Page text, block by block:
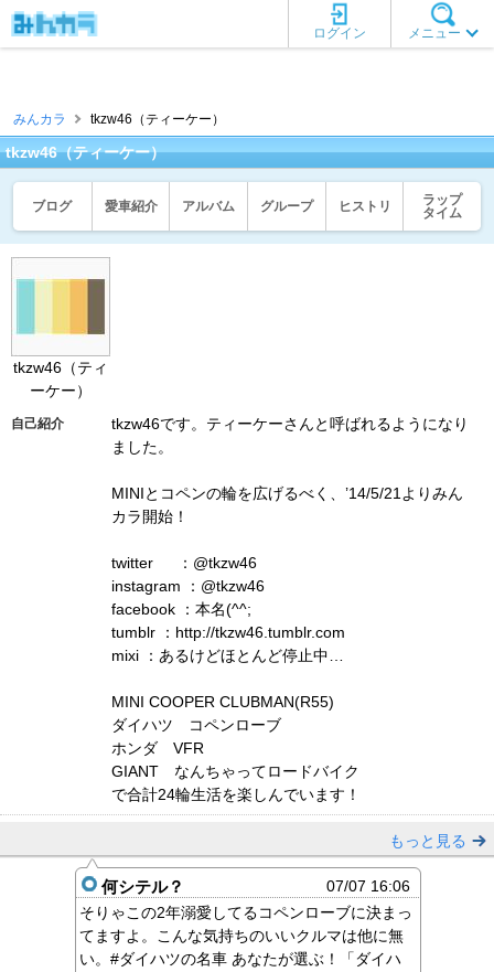
メニュー
ログイン
みんカラ tkzw46（ティーケー）
tkzw46（ティーケー）
ブログ 愛車紹介 アルバム グループ ヒストリ
ラップ
タイム
tkzw46（ティ
ーケー）
自己紹介
tkzw46です。ティーケーさんと呼ばれるようになり
ました。
MINIとコペンの輪を広げるべく、’14/5/21よりみん
カラ開始！
twitter ：@tkzw46
instagram ：@tkzw46
facebook ：本名(^^;
tumblr ：http://tkzw46.tumblr.com
mixi ：あるけどほとんど停止中…
MINI COOPER CLUBMAN(R55)
ダイハツ コペンローブ
ホンダ VFR
GIANT なんちゃってロードバイク
で合計24輪生活を楽しんでいます！
もっと見る
何シテル？
07/07 16:06
そりゃこの2年溺愛してるコペンローブに決まっ
てますよ。こんな気持ちのいいクルマは他に無
い。#ダイハツの名車 あなたが選ぶ！「ダイハ